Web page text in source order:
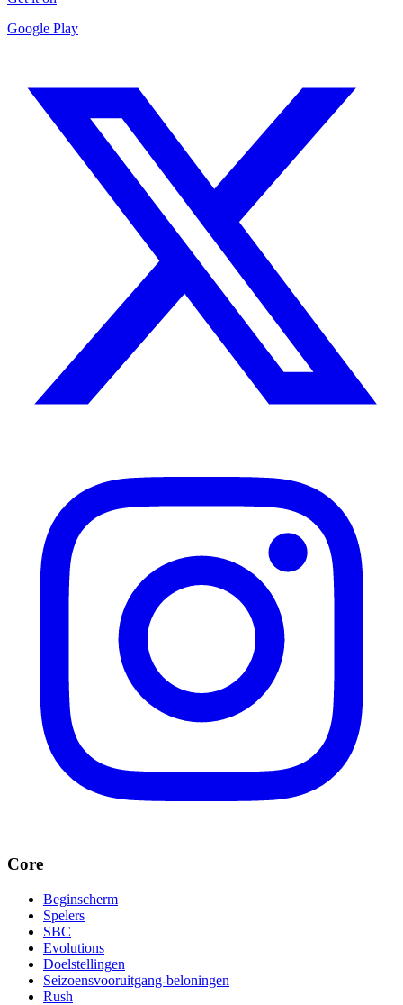
Google Play
Core
Beginscherm
Spelers
SBC
Evolutions
Doelstellingen
Seizoensvooruitgang-beloningen
Rush